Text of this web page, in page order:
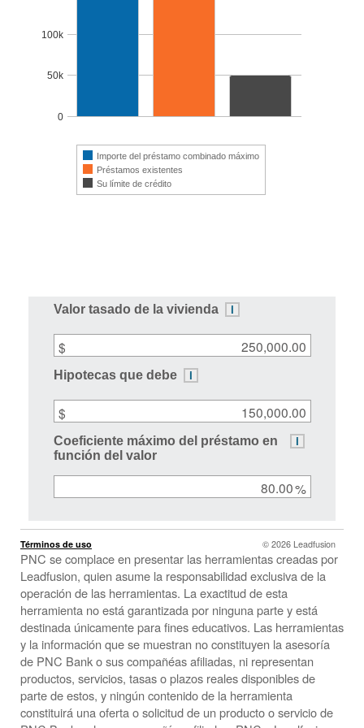
Importe del préstamo combinado máximo
Préstamos existentes
Su límite de crédito
0
50k
100k
Inputs
about
fields
you
started.
Move
the
sliders
or
enter
a
number
to
change
the
Valor tasado de la vivienda i
$
Hipotecas que debe i
$
Coeficiente máximo del préstamo en
función del valor
i
%
Términos de uso © 2026 Leadfusion
PNC se complace en presentar las herramientas creadas por
Leadfusion, quien asume la responsabilidad exclusiva de la
operación de las herramientas. La exactitud de esta
herramienta no está garantizada por ninguna parte y está
destinada únicamente para fines educativos. Las herramientas
y la información que se muestran no constituyen la asesoría
de PNC Bank o sus compañéas afiliadas, ni representan
productos, servicios, tasas o plazos reales disponibles de
parte de estos, y ningún contenido de la herramienta
constituirá una oferta o solicitud de un producto o servicio de